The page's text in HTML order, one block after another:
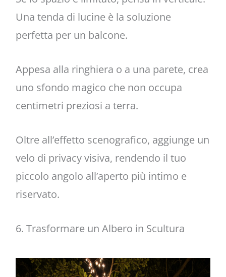
Una tenda di lucine è la soluzione
perfetta per un balcone.
Appesa alla ringhiera o a una parete, crea
uno sfondo magico che non occupa
centimetri preziosi a terra.
Oltre all’effetto scenografico, aggiunge un
velo di privacy visiva, rendendo il tuo
piccolo angolo all’aperto più intimo e
riservato.
6. Trasformare un Albero in Scultura